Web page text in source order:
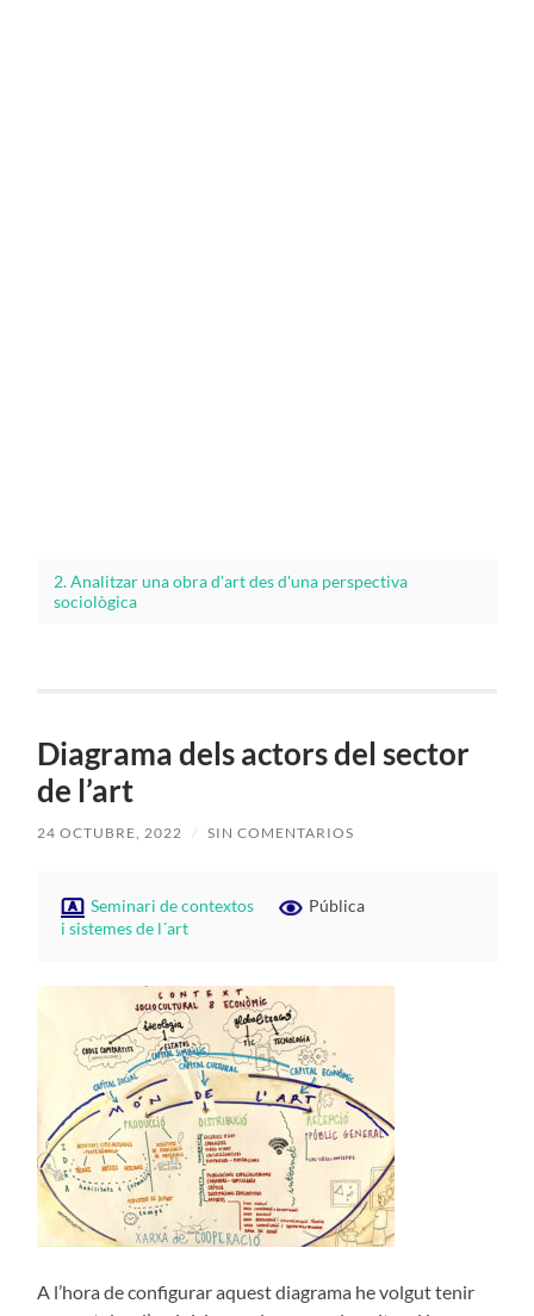
2. Analitzar una obra d'art des d'una perspectiva
sociològica
Diagrama dels actors del sector
de l’art
24 OCTUBRE, 2022 / SIN COMENTARIOS
Seminari de contextos
i sistemes de l´art
Pública
A l’hora de configurar aquest diagrama he volgut tenir